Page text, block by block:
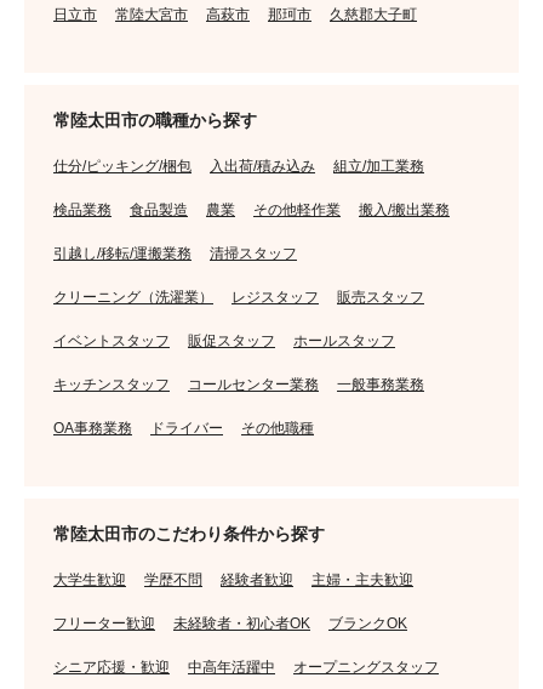
日立市 常陸大宮市 高萩市 那珂市 久慈郡大子町
常陸太田市の職種から探す
仕分/ピッキング/梱包 入出荷/積み込み 組立/加工業務
検品業務 食品製造 農業 その他軽作業 搬入/搬出業務
引越し/移転/運搬業務 清掃スタッフ
クリーニング（洗濯業） レジスタッフ 販売スタッフ
イベントスタッフ 販促スタッフ ホールスタッフ
キッチンスタッフ コールセンター業務 一般事務業務
OA事務業務 ドライバー その他職種
常陸太田市のこだわり条件から探す
大学生歓迎 学歴不問 経験者歓迎 主婦・主夫歓迎
フリーター歓迎 未経験者・初心者OK ブランクOK
シニア応援・歓迎 中高年活躍中 オープニングスタッフ